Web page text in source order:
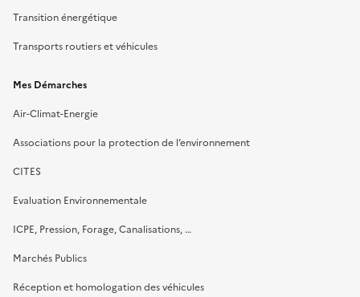
Transition énergétique
Transports routiers et véhicules
Mes Démarches
Air-Climat-Energie
Associations pour la protection de l’environnement
CITES
Evaluation Environnementale
ICPE, Pression, Forage, Canalisations, …
Marchés Publics
Réception et homologation des véhicules